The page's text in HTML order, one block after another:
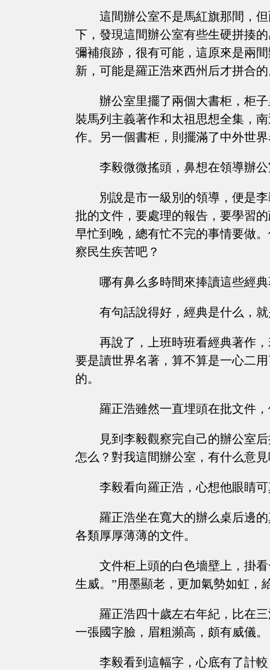
這間辦公室不是馬紅旗那間，
下，發現這間辦公室有些生硬拼揍
彌補痕跡，很有可能，這原來是兩
新，可能是羅正浩來西州后才拼合
辦公室里擺了兩個大書柜，柜
裝馬列主義著作和太祖思想全集，
作。另一個書柜，則擺滿了中外世
李毅微微搖頭，鼻想在領導辦
別說是市一級別的領導，便是
批的文件，要處理的報告，要學習
早忙到晚，總有忙不完的事情要做
察民生疾苦吧？
哪有鼻么多時間來捧讀這些經
有句話說得好，經典是什么，
再說了，上班時班看經典著作
要是讀世界名著，算不算是一心二
的。
羅正浩雖然一直埋頭在批文件
見到李毅觀察完自己的辦公室
怎么？對我這間辦公室，有什么意見
李毅看向羅正浩，心想他眼睛
羅正浩坐在寬大的辦么桌后邊
各類厚厚薄薄的文件。
文件柜上頭的白色墻壁上，掛
生威。”用墨顯老，更加氣勢如虹，
羅正浩四十歲左右年紀，比在
一張國字臉，眉粗瀕高，頗有威儀。
李毅看到這幅字，心底有了計